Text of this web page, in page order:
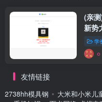
(亲
新势
学
友情链接
2738hh模具钢 大米和小米儿